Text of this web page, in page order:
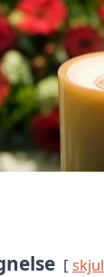
skjul